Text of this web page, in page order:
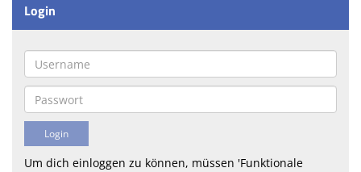
Login
Um dich einloggen zu können, müssen 'Funktionale